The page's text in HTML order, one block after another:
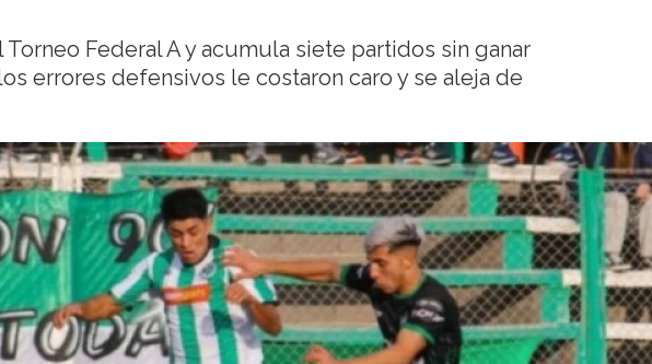
Federal A y acumula siete partidos sin ganar
errores defensivos le costaron caro y se aleja de